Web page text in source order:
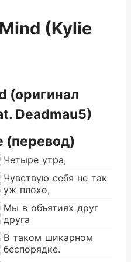
(Kylie
(оригинал
Deadmau5)
(перевод)
Четыре утра,
Чувствую себя не так
уж плохо,
Мы в объятиях друг
друга
В таком шикарном
беспорядке.